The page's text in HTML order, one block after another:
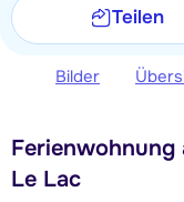
Teilen
Bilder
Ferienwohnung
Le Lac